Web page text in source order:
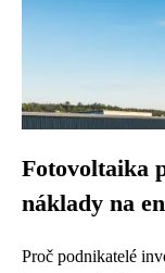
Fotovoltaika
náklady na
Proč podnikatelé